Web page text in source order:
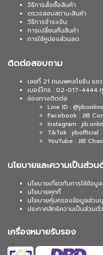
วิธีการสั่งซื้อสินค้า
ตรวจสอบสถานะสินค้า
วิธีการชำระเงิน
การเปลี่ยนคืนสินค้า
การใช้คูปองส่วนลด
ติดต่อสอบถาม
เลขที่ 21 ถนนพหลโยธิน แข
เบอร์โทร : 02-017-4444
ช่องทางติดต่อ
Line ID : @jibonline
Facebook : JIB
Instagram :
TikTok : jibofficial
YouTube : JIB
นโยบายและความเป็นส่วน
นโยบายเกี่ยวกับการใช้ข้อมู
นโยบายคุกกี้
นโยบายคุ้มครองข้อมูลส่วน
ประกาศสิทธิความเป็นส่วน
เครื่องหมายรับรอง